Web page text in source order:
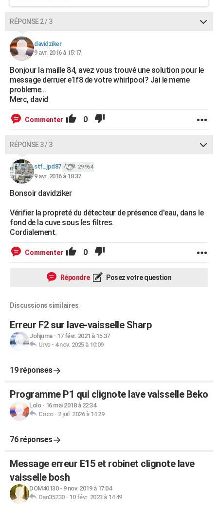
RÉPONSE 2 / 3
davidziker
9 avr. 2016 à 15:17
Bonjour la maille 84, avez vous trouvé une solution pour le
message derruer e1f8 de votre whirlpool? Jai le meme
probleme...
Merc, david
Commenter 0
RÉPONSE 3 / 3
stf_jpd87 29 964
9 avr. 2016 à 18:37
Bonsoir davidziker
Vérifier la propreté du détecteur de présence d'eau, dans le
fond de la cuve sous les filtres.
Cordialement.
Commenter 0
Répondre Posez votre question
Discussions similaires
Erreur F2 sur lave-vaisselle Sharp
Johjuma- 17 févr. 2021 à 15:37
Urve- 4 nov. 2025 à 10:09
19 réponses
Programme P1 qui clignote lave vaisselle Beko
Lolo- 16 mai 2018 à 22:34
Coco- 2 juil. 2026 à 14:29
76 réponses
Message erreur E15 et robinet clignote lave
vaisselle bosh
DOM40130- 9 nov. 2019 à 17:04
Dan35230- 10 févr. 2023 à 14:49